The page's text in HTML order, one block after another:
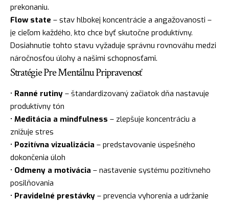
prekonaniu.
Flow state – stav hlbokej koncentrácie a angažovanosti –
je cieľom každého, kto chce byť skutočne produktívny.
Dosiahnutie tohto stavu vyžaduje správnu rovnováhu medzi
náročnosťou úlohy a našimi schopnosťami.
Stratégie Pre Mentálnu Pripravenosť
• Ranné rutiny – štandardizovaný začiatok dňa nastavuje
produktívny tón
• Meditácia a mindfulness – zlepšuje koncentráciu a
znižuje stres
• Pozitívna vizualizácia – predstavovanie úspešného
dokončenia úloh
• Odmeny a motivácia – nastavenie systému pozitívneho
posilňovania
• Pravidelné prestávky – prevencia vyhorenia a udržanie